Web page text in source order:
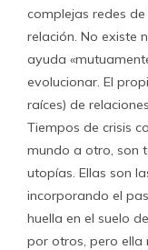
complejas redes
relación. No existe
ayuda
evolucionar. El
raíces) de
Tiempos de crisis
mundo a otro, son
utopías. Ellas son
incorporando el
huella en el suelo
por otros, pero ella